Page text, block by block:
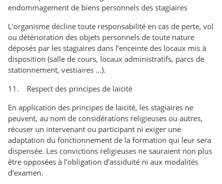
endommagement de biens personnels des stagiaires
L'organisme décline toute responsabilité en cas de perte, vol
ou détérioration des objets personnels de toute nature
déposés par les stagiaires dans l’enceinte des locaux mis à
disposition (salle de cours, locaux administratifs, parcs de
stationnement, vestiaires ...).
11. Respect des principes de laïcité
En application des principes de laïcité, les stagiaires ne
peuvent, au nom de considérations religieuses ou autres,
récuser un intervenant ou participant ni exiger une
adaptation du fonctionnement de la formation qui leur sera
dispensée. Les convictions religieuses ne sauraient non plus
être opposées à l’obligation d’assiduité ni aux modalités
d’examen.